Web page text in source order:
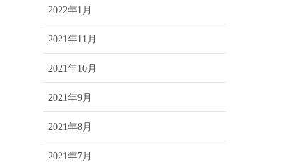
2022年1月
2021年11月
2021年10月
2021年9月
2021年8月
2021年7月